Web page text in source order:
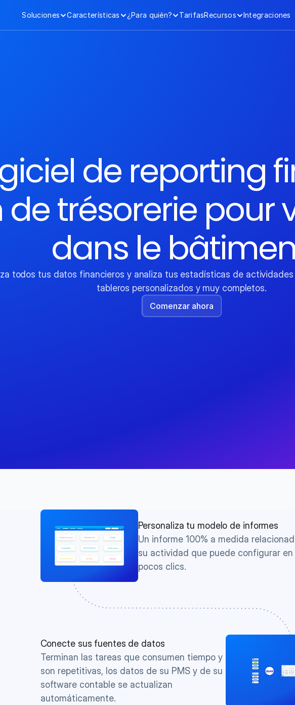
Soluciones Características ¿Para quién? TarifasRecursos Integraciones
de reporting
trésorerie pour
dans le
todos tus datos financieros y analiza tus estadísticas de
tableros personalizados y muy completos.
Comenzar ahora
Personaliza tu modelo de informes
Un informe 100% a medida
su actividad que puede configurar en
pocos clics.
Conecte sus fuentes de datos
Terminan las tareas que consumen tiempo y
son repetitivas, los datos de su PMS y de su
software contable se actualizan
automáticamente.